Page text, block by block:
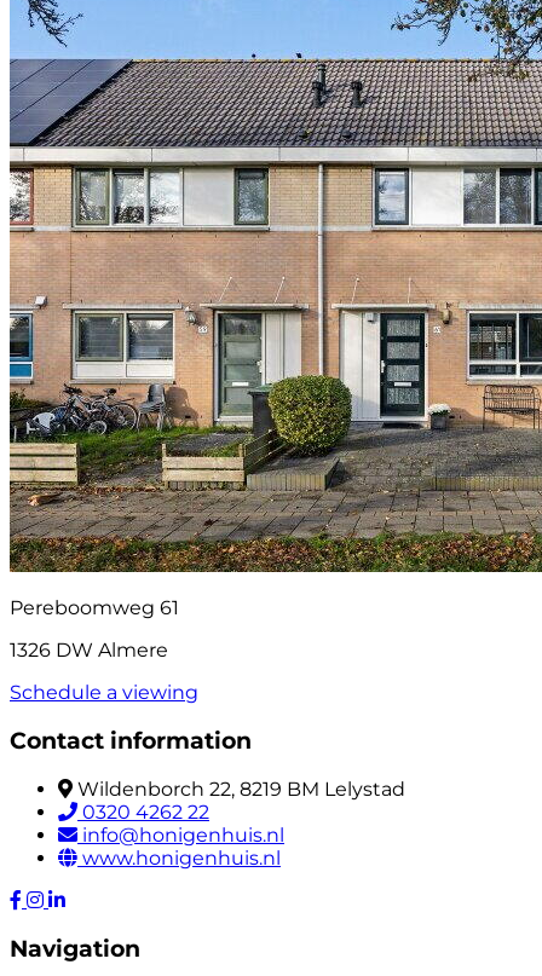
Pereboomweg 61
1326 DW Almere
Schedule a viewing
Contact information
Wildenborch 22, 8219 BM Lelystad
0320 4262 22
info@honigenhuis.nl
www.honigenhuis.nl
Navigation